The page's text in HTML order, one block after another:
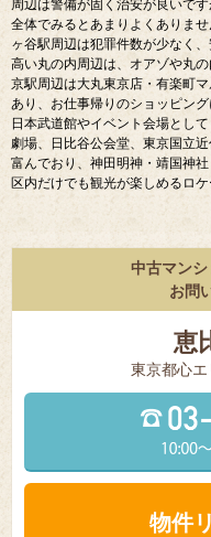
周辺は警備が固く治安が良いで
全体でみるとあまりよくありま
ヶ谷駅周辺は犯罪件数が少なく
高い丸の内周辺は、オアゾや丸
京駅周辺は大丸東京店・有楽町
あり、お仕事帰りのショッピン
日本武道館やイベント会場とし
劇場、日比谷公会堂、東京国立
富んでおり、神田明神・靖国神
区内だけでも観光が楽しめるロケ
中古マン
お問
恵
東京都⼼
物件